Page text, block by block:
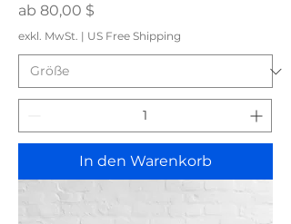
ab 80,00 $
Sale-Preis
exkl. MwSt. | US Free Shipping
In den Warenkorb